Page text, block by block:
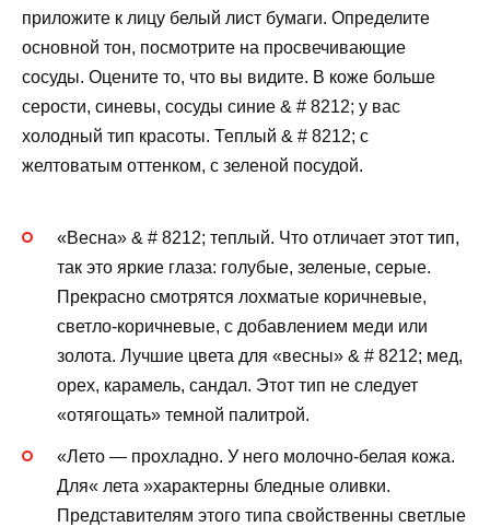
приложите к лицу белый лист бумаги. Определите
основной тон, посмотрите на просвечивающие
сосуды. Оцените то, что вы видите. В коже больше
серости, синевы, сосуды синие & # 8212; у вас
холодный тип красоты. Теплый & # 8212; с
желтоватым оттенком, с зеленой посудой.
«Весна» & # 8212; теплый. Что отличает этот тип,
так это яркие глаза: голубые, зеленые, серые.
Прекрасно смотрятся лохматые коричневые,
светло-коричневые, с добавлением меди или
золота. Лучшие цвета для «весны» & # 8212; мед,
орех, карамель, сандал. Этот тип не следует
«отягощать» темной палитрой.
«Лето — прохладно. У него молочно-белая кожа.
Для« лета »характерны бледные оливки.
Представителям этого типа свойственны светлые